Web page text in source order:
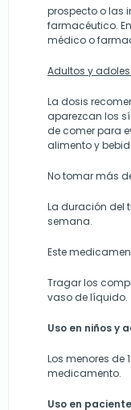
prospecto o las
farmacéutico.
médico o
Adultos y
La dosis
aparezcan los
de comer para
alimento y
No tomar más
La duración del
semana.
Este
Tragar los
vaso de líquido.
Uso en niños y
Los menores de
medicamento.
Uso en